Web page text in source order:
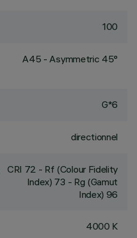
100
A45 - Asymmetric 45°
G*6
directionnel
CRI 72 - Rf (Colour Fidelity
Index) 73 - Rg (Gamut
Index) 96
4000 K